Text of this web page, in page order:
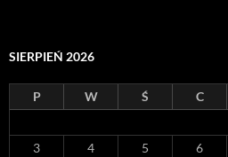
SIERPIEŃ 2026
P W Ś C
3
4 5 6